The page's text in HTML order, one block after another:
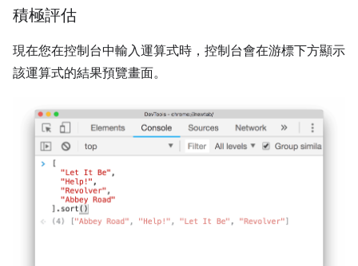
積極評估
現在您在控制台中輸入運算式時，控制台會在游標下方顯示
該運算式的結果預覽畫面。